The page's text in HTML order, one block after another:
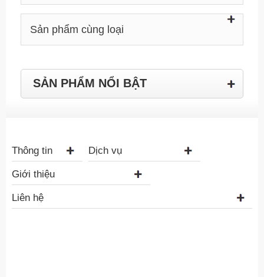
Sản phẩm cùng loại
SẢN PHẨM NỔI BẬT
Thông tin Dịch vụ
Giới thiệu
Liên hệ